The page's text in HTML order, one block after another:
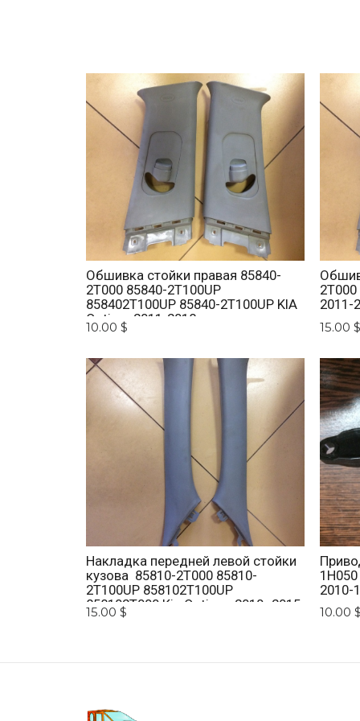
Обшивка стойки правая 85840-
2T000 85840-2T100UP
858402T100UP 85840-2T100UP KIA
Optima 2011-2018
10.00 $
2011-
15.00 $
Накладка передней левой стойки
кузова 85810-2T000 85810-
2T100UP 858102T100UP
858102T000 Kia Optima 2010 -2015.
15.00 $
2010-
10.00